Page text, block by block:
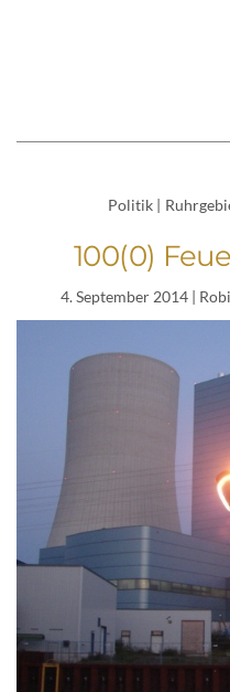
Politik |
100(0)
4. September 2014|